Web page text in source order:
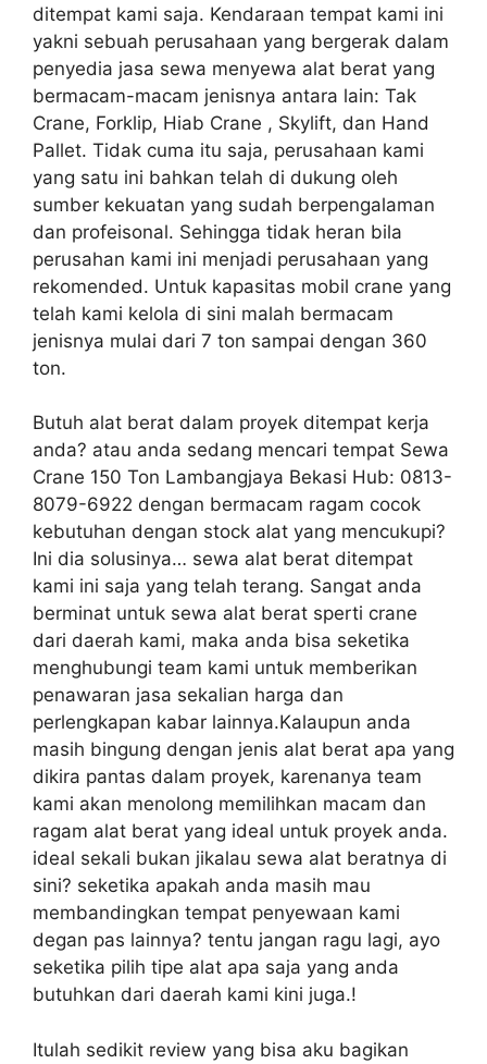
ditempat kami saja. Kendaraan tempat kami ini
yakni sebuah perusahaan yang bergerak dalam
penyedia jasa sewa menyewa alat berat yang
bermacam-macam jenisnya antara lain: Tak
Crane, Forklip, Hiab Crane , Skylift, dan Hand
Pallet. Tidak cuma itu saja, perusahaan kami
yang satu ini bahkan telah di dukung oleh
sumber kekuatan yang sudah berpengalaman
dan profeisonal. Sehingga tidak heran bila
perusahan kami ini menjadi perusahaan yang
rekomended. Untuk kapasitas mobil crane yang
telah kami kelola di sini malah bermacam
jenisnya mulai dari 7 ton sampai dengan 360
ton.
Butuh alat berat dalam proyek ditempat kerja
anda? atau anda sedang mencari tempat Sewa
Crane 150 Ton Lambangjaya Bekasi Hub: 0813-
8079-6922 dengan bermacam ragam cocok
kebutuhan dengan stock alat yang mencukupi?
Ini dia solusinya… sewa alat berat ditempat
kami ini saja yang telah terang. Sangat anda
berminat untuk sewa alat berat sperti crane
dari daerah kami, maka anda bisa seketika
menghubungi team kami untuk memberikan
penawaran jasa sekalian harga dan
perlengkapan kabar lainnya.Kalaupun anda
masih bingung dengan jenis alat berat apa yang
dikira pantas dalam proyek, karenanya team
kami akan menolong memilihkan macam dan
ragam alat berat yang ideal untuk proyek anda.
ideal sekali bukan jikalau sewa alat beratnya di
sini? seketika apakah anda masih mau
membandingkan tempat penyewaan kami
degan pas lainnya? tentu jangan ragu lagi, ayo
seketika pilih tipe alat apa saja yang anda
butuhkan dari daerah kami kini juga.!
Itulah sedikit review yang bisa aku bagikan